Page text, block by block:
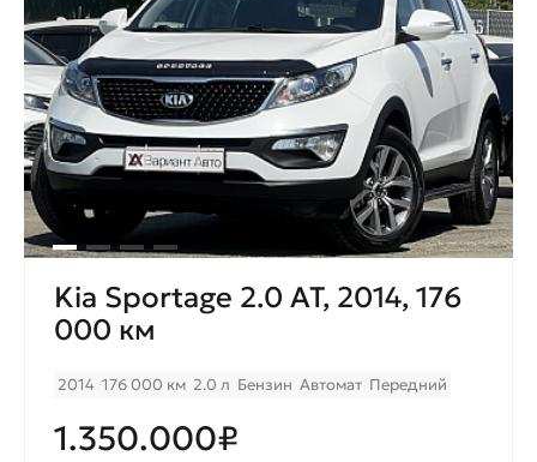
Kia Sportage 2.0 AT, 2014, 176
000 км
2014 176 000 км 2.0 л Бензин Автомат Передний
1.350.000₽